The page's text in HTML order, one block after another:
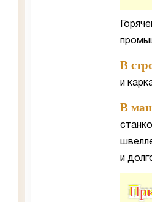
В
и
В
и